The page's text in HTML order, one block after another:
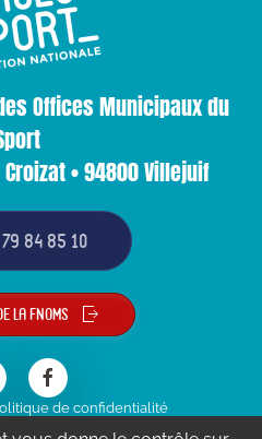
Offices Municipaux du
• 94800 Villejuif
79 84 85 10
la FNOMS
de confidentialité
2023